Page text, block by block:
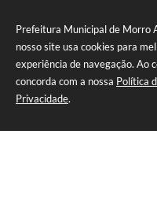
Prefeitura Municipal de Morro
nosso site usa cookies para
experiência de navegação. Ao
concorda com a nossa Política
Privacidade.